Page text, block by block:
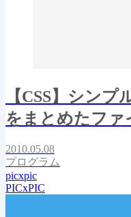
【CSS】シンプ
をまとめたファ
2010.05.08
プログラム
picxpic
PICxPIC